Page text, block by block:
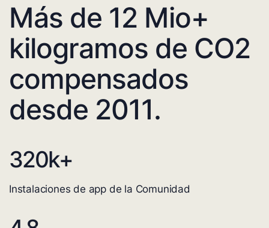
Más de 12 Mio+
kilogramos de CO2
compensados
desde 2011.
320k+
Instalaciones de app de la Comunidad